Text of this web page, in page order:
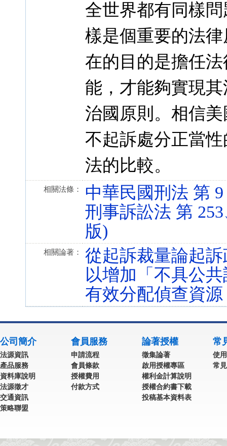
全世界都有同樣
樣是個重要的法
在的目的是擔任
能，才能夠實現
治國原則。相信
不起訴處分正當
法的比較。
相關法條：
中華民國刑法 第 9
刑事訴訟法 第 253
版)
相關論著：
從起訴裁量論起
以增加「不具公
有效分配偵查資
公司簡介
法源資訊
產品服務
資料庫說明
法源徵才
交通資訊
策略聯盟
會員服務
申請流程
會員條款
授權費用
付款方式
論著授權
徵集論著
啟用授權專區
權利金計算說明
授權合約書下載
投稿基本資料表
常
使
常